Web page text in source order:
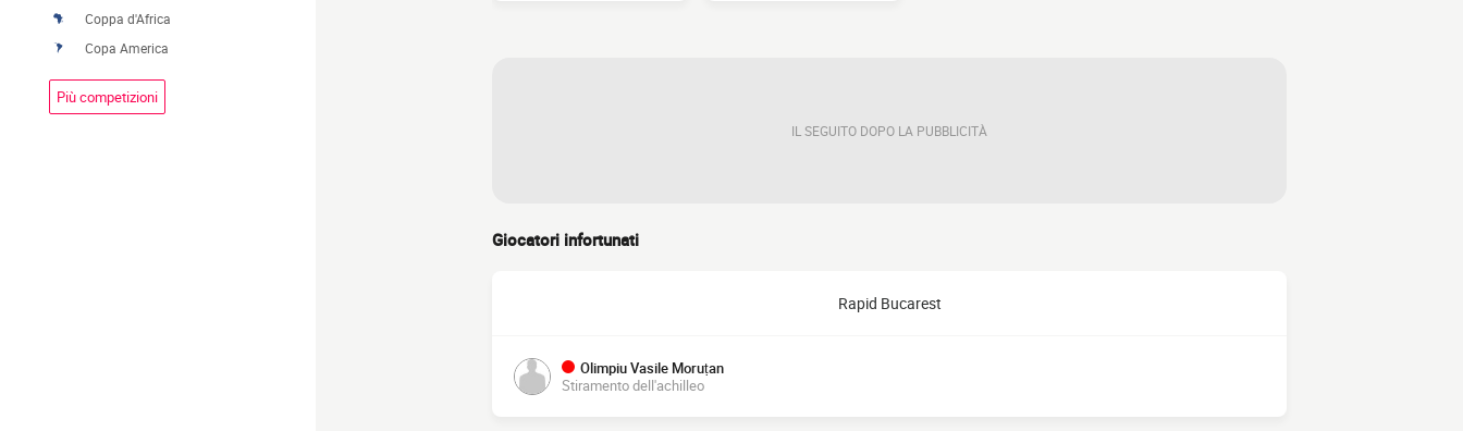
Coppa d'Africa
Copa America
Più competizioni
IL SEGUITO DOPO LA PUBBLICITÀ
Giocatori infortunati
Rapid Bucarest
Olimpiu Vasile Moruțan
Stiramento dell'achilleo